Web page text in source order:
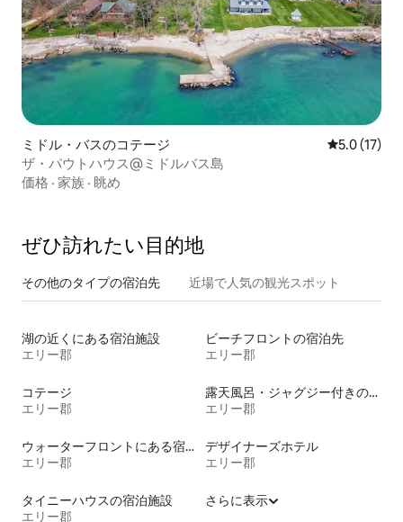
ミドル・バスのコテージ レビュー17
5.0 (17)
ザ・パウトハウス@ミドルバス島
価格 · 家族 · 眺め
ぜひ訪⁠れ⁠た⁠い目⁠的⁠地
その他のタ⁠イ⁠プ⁠の宿⁠泊⁠先 近場で人気の観光スポット
湖の近くにある宿泊施設
エリー郡
ビーチフロントの宿泊先
エリー郡
コテージ
エリー郡
露天風呂・ジャグジー付きの宿泊施設
エリー郡
ウォーターフロントにある宿泊施設
エリー郡
デザイナーズホテル
エリー郡
タイニーハウスの宿泊施設
エリー郡
さらに表示